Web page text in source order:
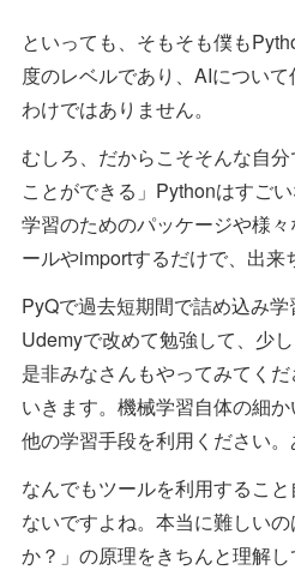
といっても、そもそも僕も
度のレベルであり、AIについ
わけではありません。
むしろ、だからこそそんな自
ことができる」Pythonはすご
学習のためのパッケージや様
ールやimportするだけで、出来
PyQで過去短期間で詰め込み
Udemyで改めて勉強して、少
是非みなさんもやってみてく
いきます。機械学習自体の細
他の学習手段を利用ください。
なんでもツールを利用するこ
ないですよね。本当に難しい
か？」の原理をきちんと理解し